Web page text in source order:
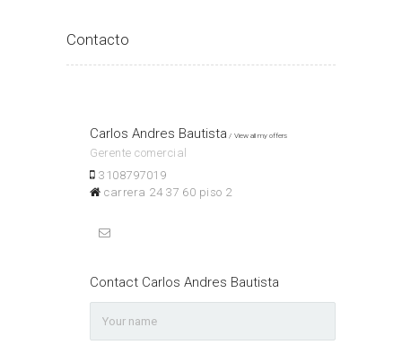
Contacto
Carlos Andres Bautista View all my offers
Gerente comercial
3108797019
carrera 24 37 60 piso 2
Contact Carlos Andres Bautista